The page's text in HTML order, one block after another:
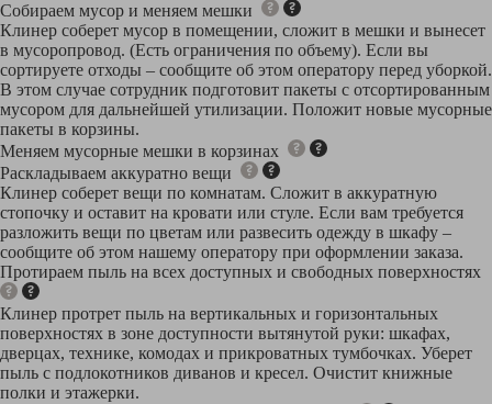
Собираем мусор и меняем мешки
Клинер соберет мусор в помещении, сложит в мешки и вынесет
в мусоропровод. (Есть ограничения по объему). Если вы
сортируете отходы – сообщите об этом оператору перед уборкой.
В этом случае сотрудник подготовит пакеты с отсортированным
мусором для дальнейшей утилизации. Положит новые мусорные
пакеты в корзины.
Меняем мусорные мешки в корзинах
Раскладываем аккуратно вещи
Клинер соберет вещи по комнатам. Сложит в аккуратную
стопочку и оставит на кровати или стуле. Если вам требуется
разложить вещи по цветам или развесить одежду в шкафу –
сообщите об этом нашему оператору при оформлении заказа.
Протираем пыль на всех доступных и свободных поверхностях
Клинер протрет пыль на вертикальных и горизонтальных
поверхностях в зоне доступности вытянутой руки: шкафах,
дверцах, технике, комодах и прикроватных тумбочках. Уберет
пыль с подлокотников диванов и кресел. Очистит книжные
полки и этажерки.